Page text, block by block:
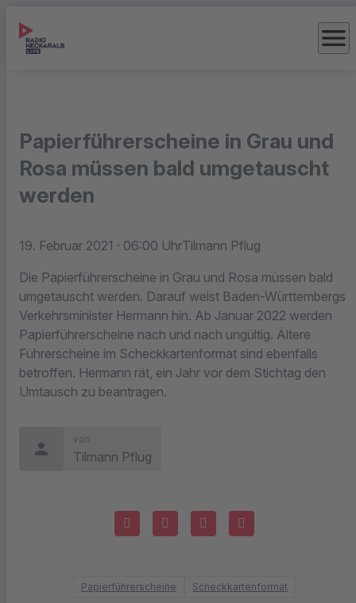
menu
Papierführerscheine in Grau und
Rosa müssen bald umgetauscht
werden
19. Februar 2021 · 06:00 UhrTilmann Pflug
Die Papierführerscheine in Grau und Rosa müssen bald
umgetauscht werden. Darauf weist Baden-Württembergs
Verkehrsminister Hermann hin. Ab Januar 2022 werden
Papierführerscheine nach und nach ungültig. Ältere
Führerscheine im Scheckkartenformat sind ebenfalls
betroffen. Hermann rät, ein Jahr vor dem Stichtag den
Umtausch zu beantragen.
person
von
Tilmann Pflug
Papierführerscheine Scheckkartenformat